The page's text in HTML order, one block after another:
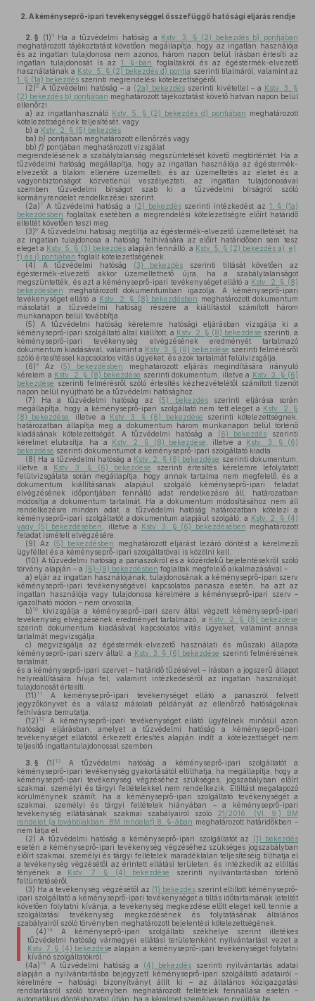
2. A kéményseprő-ipari tevékenységgel összefüggő hatósági eljárás rendje
2. § (1)5Ha a tűzvédelmi hatóság a Kstv. 3. § (2) bekezdés b) pontjában
meghatározott tájékoztatást követően megállapítja, hogy az ingatlan használója
és az ingatlan tulajdonosa nem azonos, három napon belül írásban értesíti az
ingatlan tulajdonosát is az 1. §-ban
foglaltakról és az égéstermék-elvezető
használatának a Kstv. 5. § (2) bekezdés d) pontja szerinti tilalmáról, valamint az
1. § (1a) bekezdés szerinti megrendelési kötelezettségéről.
(2)6 A tűzvédelmi hatóság – a (2a) bekezdésszerinti kivétellel – a Kstv. 3. §
(2) bekezdés b) pontjában meghatározott tájékoztatást követő hatvan napon belül
ellenőrzi
a) az ingatlanhasználó Kstv. 5. § (2) bekezdés d) pontjában meghatározott
kötelezettségének teljesítését, vagy
b) a Kstv. 2. § (5) bekezdés
ba) b) pontjában meghatározott ellenőrzés vagy
bb) f) pontjában meghatározott vizsgálat
megrendelésének a szabálytalanság megszüntetését követő megtörténtét. Ha a
tűzvédelmi hatóság megállapítja, hogy az ingatlan használója az égéstermék-
elvezetőt a tilalom ellenére üzemelteti, és az üzemeltetés az életet és a
vagyonbiztonságot közvetlenül veszélyezteti, az ingatlan tulajdonosával
szemben tűzvédelmi bírságot szab ki a tűzvédelmi bírságról szóló
kormányrendelet rendelkezései szerint.
(2a)7 A tűzvédelmi hatóság a (2) bekezdésszerinti intézkedést az 1. § (1a)
bekezdésben foglaltak esetében a megrendelési kötelezettségre előírt határidő
elteltét követően teszi meg.
(3)8 A tűzvédelmi hatóság megtiltja az égéstermék-elvezető üzemeltetését, ha
az ingatlan tulajdonosa a hatóság felhívására az előírt határidőben sem tesz
eleget a Kstv. 5. § (3) bekezdés alapján fennálló, a Kstv. 5. § (2) bekezdés a), e),
f) és i) pontjában foglalt kötelezettségének.
(4) A tűzvédelmi hatóság (3) bekezdés szerinti tiltását követően az
égéstermék-elvezető akkor üzemeltethető újra, ha a szabálytalanságot
megszüntették, és azt a kéményseprő-ipari tevékenységet ellátó a Kstv. 2. § (8)
bekezdésben meghatározott dokumentumban igazolja. A kéményseprő-ipari
tevékenységet ellátó a Kstv. 2. § (8) bekezdésben meghatározott dokumentum
másolatát a tűzvédelmi hatóság részére a kiállítástól számított három
munkanapon belül továbbítja.
(5) A tűzvédelmi hatóság kérelemre hatósági eljárásban vizsgálja ki a
kéményseprő-ipari szolgáltató által kiállított, a Kstv. 2. § (8) bekezdése szerinti, a
kéményseprő-ipari tevékenység elvégzésének eredményét tartalmazó
dokumentum kiadásával, valamint a Kstv. 3. § (6) bekezdése szerinti felmérésről
szóló értesítéssel kapcsolatos vitás ügyeket, és azok tartalmát felülvizsgálja.
(6)9 Az (5) bekezdésben meghatározott eljárás megindítására irányuló
kérelem a Kstv. 2. § (8) bekezdése szerinti dokumentum, illetve a Kstv. 3. § (6)
bekezdése szerinti felmérésről szóló értesítés kézhezvételétől számított tizenöt
napon belül nyújtható be a tűzvédelmi hatósághoz.
(7) Ha a tűzvédelmi hatóság az (5) bekezdésszerinti eljárása során
megállapítja, hogy a kéményseprő-ipari szolgáltató nem tett eleget a Kstv. 2. §
(8) bekezdése
, illetve a Kstv. 3. § (6) bekezdése szerinti kötelezettségnek,
határozatban állapítja meg a dokumentum három munkanapon belül történő
kiadásának kötelezettségét. A tűzvédelmi hatóság a
(6) bekezdés szerinti
kérelmet elutasítja, ha a Kstv. 2. § (8) bekezdése , illetve a Kstv. 3. § (6)
bekezdése szerinti dokumentumot a kéményseprő-ipari szolgáltató kiadta.
(8) Ha a tűzvédelmi hatóság a Kstv. 2. § (8) bekezdése szerinti dokumentum,
illetve a
Kstv. 3. § (6) bekezdése szerinti értesítés kérelemre lefolytatott
felülvizsgálata során megállapítja, hogy annak tartalma nem megfelelő, és a
dokumentum kiállításának alapjául szolgáló kéményseprő-ipari feladat
elvégzésének időpontjában fennálló adat rendelkezésre áll, határozatban
módosítja a dokumentum tartalmát. Ha a dokumentum módosításához nem áll
rendelkezésre minden adat, a tűzvédelmi hatóság határozatban kötelezi a
kéményseprő-ipari szolgáltatót a dokumentum alapjául szolgáló, a Kstv. 2. § (4)
vagy (5) bekezdésében , illetve a Kstv. 3. § (6) bekezdésében meghatározott
feladat ismételt elvégzésére.
(9) Az (5) bekezdésben meghatározott eljárást lezáró döntést a kérelmező
ügyféllel és a kéményseprő-ipari szolgáltatóval is közölni kell.
(10) A tűzvédelmi hatóság a panaszokról és a közérdekű bejelentésekről szóló
törvény alapján – a (6)–(9) bekezdésben foglaltak megfelelő alkalmazásával –
a) eljár az ingatlan használójának, tulajdonosának a kéményseprő-ipari szerv
kéményseprő-ipari tevékenységével kapcsolatos panasza esetén, ha azt az
ingatlan használója vagy tulajdonosa kérelmére a kéményseprő-ipari szerv –
igazolható módon – nem orvosolta,
b) 10
kivizsgálja a kéményseprő-ipari szerv által végzett kéményseprő-ipari
tevékenység elvégzésének eredményét tartalmazó, a Kstv. 2. § (8) bekezdése
szerinti dokumentum kiadásával kapcsolatos vitás ügyeket, valamint annak
tartalmát megvizsgálja,
c) megvizsgálja az égéstermék-elvezető használati és műszaki állapota
kéményseprő-ipari szerv általi, a Kstv. 3. § (6) bekezdése szerinti felmérésének
tartalmát,
és a kéményseprő-ipari szervet – határidő tűzésével – írásban a jogszerű állapot
helyreállítására hívja fel, valamint intézkedéséről az ingatlan használóját,
tulajdonosát értesíti.
(11) 11
A kéményseprő-ipari tevékenységet ellátó a panaszról felvett
jegyzőkönyvet és a válasz másolati példányát az ellenőrző hatóságoknak
felhívásra bemutatja.
(12) 12
A kéményseprő-ipari tevékenységet ellátó ügyfélnek minősül azon
hatósági eljárásban, amelyet a tűzvédelmi hatóság a kéményseprő-ipari
tevékenységet ellátótól érkezett értesítés alapján indít a kötelezettségét nem
teljesítő ingatlantulajdonossal szemben.
3. § (1) 13
A tűzvédelmi hatóság a kéményseprő-ipari szolgáltatót a
kéményseprő-ipari tevékenység gyakorlásától eltilthatja, ha megállapítja, hogy a
kéményseprő-ipari tevékenység végzéséhez szükséges, jogszabályban előírt
szakmai, személyi és tárgyi feltételekkel nem rendelkezik. Eltiltást megalapozó
körülménynek számít, ha a kéményseprő-ipari szolgáltató tevékenységét a
szakmai, személyi és tárgyi feltételek hiányában – a kéményseprő-ipari
tevékenység ellátásának szakmai szabályairól szóló 21/2016. (VI. 9.) BM
rendelet (a továbbiakban: BM rendelet) 8. §-ában meghatározott határidőkben –
nem látja el.
(2) A tűzvédelmi hatóság a kéményseprő-ipari szolgáltatót az
(1) bekezdés
esetén a kéményseprő-ipari tevékenység végzéséhez szükséges jogszabályban
előírt szakmai, személyi és tárgyi feltételek maradéktalan teljesítéséig tilthatja el
a tevékenység végzésétől az érintett ellátási területen, és intézkedik az eltiltás
tényének a Kstv. 7. § (4) bekezdése
szerinti nyilvántartásban történő
feltüntetéséről.
(3) Ha a tevékenység végzésétől az (1) bekezdésszerint eltiltott kéményseprő-
ipari szolgáltató a kéményseprő-ipari tevékenységet a tiltás időtartamának leteltét
követően folytatni kívánja, a tevékenység megkezdése előtt eleget kell tennie a
szolgáltatási tevékenység megkezdésének és folytatásának általános
szabályairól szóló törvényben meghatározott bejelentési kötelezettségének.
(4) 14A kéményseprő-ipari szolgáltató székhelye szerint illetékes
tűzvédelmi hatóság vármegyei ellátási területenként nyilvántartást vezet a
Kstv. 7. § (4) bekezdése alapján a kéményseprő-ipari tevékenységet folytatni
kívánó szolgáltatókról.
(4a) 15 A tűzvédelmi hatóság a (4) bekezdés szerinti nyilvántartás adatai
alapján a nyilvántartásba bejegyzett kéményseprő-ipari szolgáltató adatairól –
kérelmére – hatósági bizonyítványt állít ki – az általános közigazgatási
rendtartásról szóló törvényben meghatározott feltételek fennállása esetén –
automatikus döntéshozatal útján, ha a kérelmet személyesen nyújtják be.